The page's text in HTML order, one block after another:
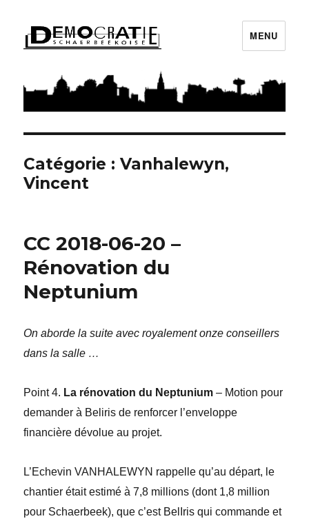
Démocratie Schaerbeekoise
MENU
Catégorie : Vanhalewyn,
Vincent
CC 2018-06-20 –
Rénovation du
Neptunium
On aborde la suite avec royalement onze conseillers
dans la salle …
Point 4. La rénovation du Neptunium – Motion pour
demander à Beliris de renforcer l’enveloppe
financière dévolue au projet.
L’Echevin VANHALEWYN rappelle qu’au départ, le
chantier était estimé à 7,8 millions (dont 1,8 million
pour Schaerbeek), que c’est BelIris qui commande et